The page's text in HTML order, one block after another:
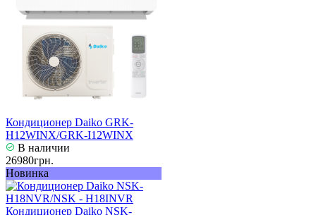
Кондиционер Daiko GRK-
H12WINX/GRK-I12WINX
В наличии
26980грн.
Новинка
Кондиционер Daiko NSK-